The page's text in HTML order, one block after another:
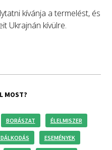
kívánja a termelést, és
Ukrajnán kívülre.
MOST?
BORÁSZAT ÉLELMISZER
ESEMÉNYEK